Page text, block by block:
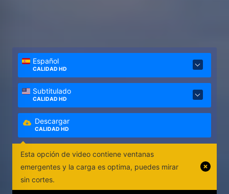
Español
CALIDAD HD
Subtitulado
CALIDAD HD
Descargar
CALIDAD HD
Esta opción de video contiene ventanas
emergentes y la carga es optima, puedes mirar
sin cortes.